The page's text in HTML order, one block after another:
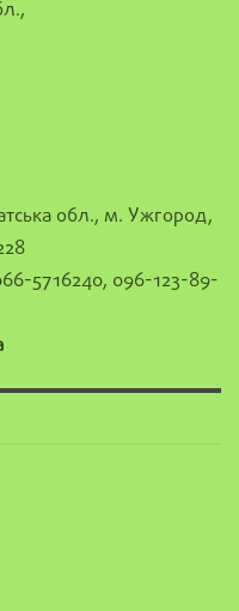
обл., м. Ужгород,
5716240, 096-123-89-